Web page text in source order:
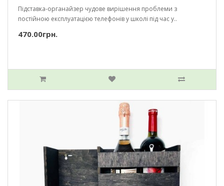
Підставка-органайзер чудове вирішення проблеми з
постійною експлуатацією телефонів у школі під час у..
470.00грн.